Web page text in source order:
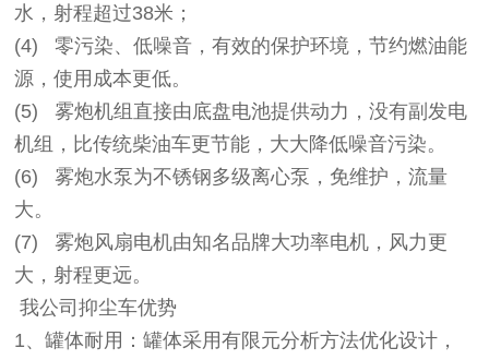
水，射程超过38米；
(4) 零污染、低噪音，有效的保护环境，节约燃油能
源，使用成本更低。
(5) 雾炮机组直接由底盘电池提供动力，没有副发电
机组，比传统柴油车更节能，大大降低噪音污染。
(6) 雾炮水泵为不锈钢多级离心泵，免维护，流量
大。
(7) 雾炮风扇电机由知名品牌大功率电机，风力更
大，射程更远。
我公司抑尘车优势
1、罐体耐用 ：罐体采用有限元分析方法优化设计，